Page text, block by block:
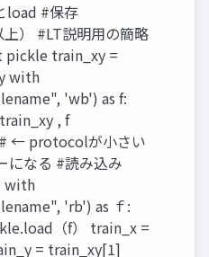
load #保存
上） #LT説明用の簡略
pickle train_xy =
with
'wb') as f:
, f
← protocolが小さい
になる #読み込み
with
'rb') as ｆ:
（f） train_x =
= train_xy[1]